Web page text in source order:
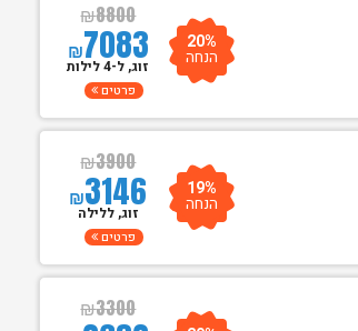
₪8800
₪7083 20%
הנחה זוג, ל-4 לילות
פרטים
₪3900
₪3146 19%
הנחה זוג, ללילה
פרטים
₪3300